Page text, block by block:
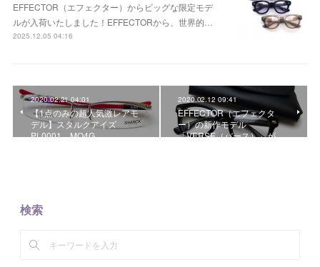
EFFECTOR（エフェクター）からビッグな限定モデ
ルが入荷いたしました！EFFECTORから、世界的…
2025.12.05 04:16
2020.02.21 04:01
【1点のみの超人気激レアモ
デル】スタルクアイズ
PL0001 MO4G。
2020.02.12 09:41
EFFECTOR（エフェクタ
ー）の新作モデル
「VERSE（バース）」が…
検索